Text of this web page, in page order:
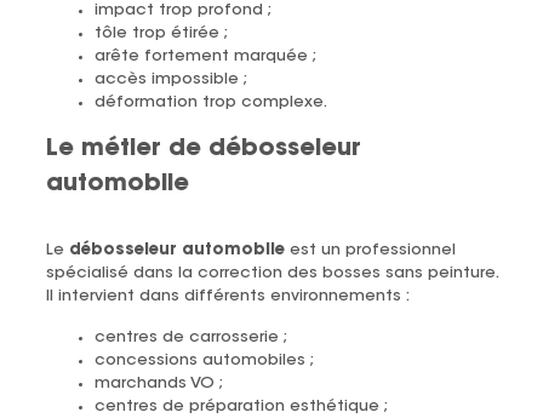
impact trop profond ;
tôle trop étirée ;
arête fortement marquée ;
accès impossible ;
déformation trop complexe.
Le métier de débosseleur
automobile
Le débosseleur automobileest un professionnel
spécialisé dans la correction des bosses sans peinture.
Il intervient dans différents environnements :
centres de carrosserie ;
concessions automobiles ;
marchands VO ;
centres de préparation esthétique ;